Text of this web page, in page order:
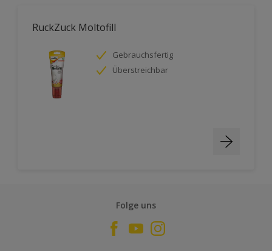
RuckZuck Moltofill
Gebrauchsfertig
Überstreichbar
Folge uns